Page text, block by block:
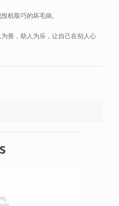
机取巧的坏毛病。
善，助人为乐，让自己在别人心